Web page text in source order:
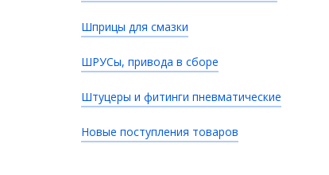
Шприцы для смазки
ШРУСы, привода в сборе
Штуцеры и фитинги пневматические
Новые поступления товаров